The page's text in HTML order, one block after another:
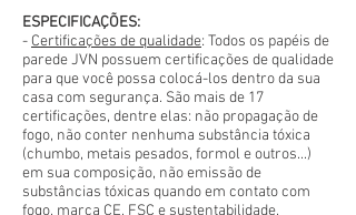
ESPECIFICAÇÕES:
- Certificações de qualidade: Todos os papéis de
parede JVN possuem certificações de qualidade
para que você possa colocá-los dentro da sua
casa com segurança. São mais de 17
certificações, dentre elas: não propagação de
fogo, não conter nenhuma substância tóxica
(chumbo, metais pesados, formol e outros...)
em sua composição, não emissão de
substâncias tóxicas quando em contato com
fogo, marca CE, FSC e sustentabilidade.